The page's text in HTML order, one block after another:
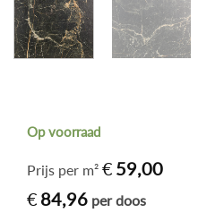
Prijs per m² € 59,00
€ 84,96 per doos
Op voorraad